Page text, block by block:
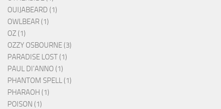
OUIJABEARD (1)
OWLBEAR (1)
OZ (1)
OZZY OSBOURNE (3)
PARADISE LOST (1)
PAUL DI'ANNO (1)
PHANTOM SPELL (1)
PHARAOH (1)
POISON (1)